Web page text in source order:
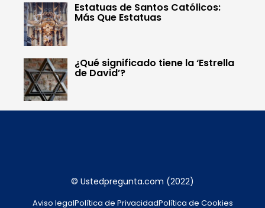
Estatuas de Santos Católicos:
Más Que Estatuas
¿Qué significado tiene la ‘Estrella
de David’?
© Ustedpregunta.com (2022)
Aviso legalPolítica de PrivacidadPolítica de Cookies